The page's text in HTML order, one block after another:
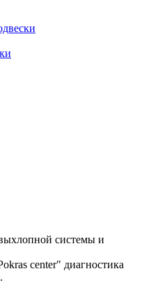
системы и
center" диагностика